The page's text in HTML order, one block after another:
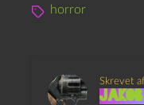
horror
Skrevet af